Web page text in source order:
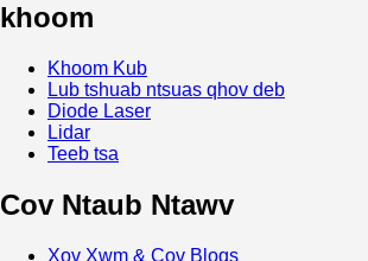
khoom
Khoom Kub
Lub tshuab ntsuas qhov deb
Diode Laser
Lidar
Teeb tsa
Cov Ntaub Ntawv
Xov Xwm & Cov Blogs